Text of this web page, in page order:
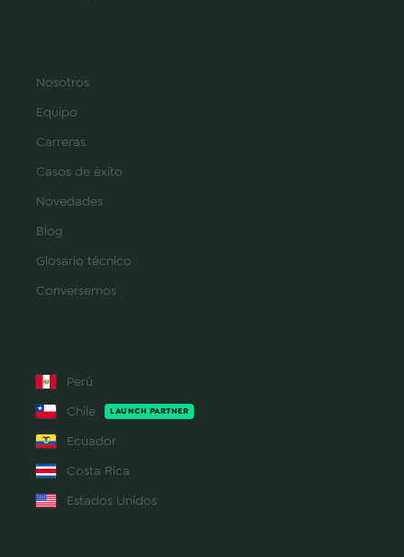
Nosotros
Equipo
Carreras
Casos de éxito
Novedades
Blog
Glosario técnico
Conversemos
Perú
Chile
LAUNCH PARTNER
Ecuador
Costa Rica
Estados Unidos